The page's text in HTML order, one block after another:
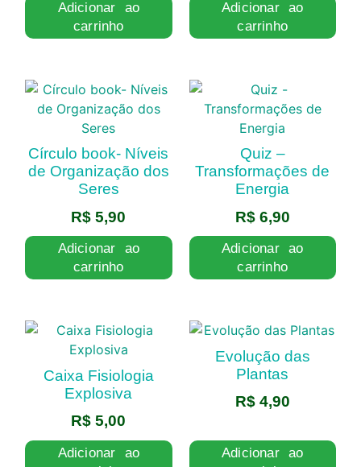
Adicionar ao
carrinho
Adicionar ao
carrinho
Círculo book- Níveis
de Organização dos
Seres
R$ 5,90
Adicionar ao
carrinho
Quiz –
Transformações de
Energia
R$6,90
Adicionar ao
carrinho
Caixa Fisiologia
Explosiva
R$ 5,00
Adicionar ao
Evolução das
Plantas
R$4,90
Adicionar ao